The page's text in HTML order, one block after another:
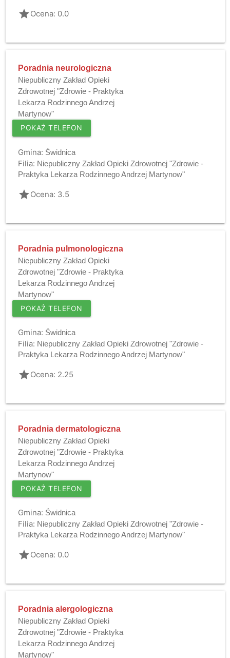
gradeOcena: 0.0
Poradnia neurologiczna
Niepubliczny Zakład Opieki
Zdrowotnej "Zdrowie - Praktyka
Lekarza Rodzinnego Andrzej
Martynow"
POKAŻ TELEFON
Gmina: Świdnica
Filia: Niepubliczny Zakład Opieki Zdrowotnej "Zdrowie -
Praktyka Lekarza Rodzinnego Andrzej Martynow"
gradeOcena: 3.5
Poradnia pulmonologiczna
Niepubliczny Zakład Opieki
Zdrowotnej "Zdrowie - Praktyka
Lekarza Rodzinnego Andrzej
Martynow"
POKAŻ TELEFON
Gmina: Świdnica
Filia: Niepubliczny Zakład Opieki Zdrowotnej "Zdrowie -
Praktyka Lekarza Rodzinnego Andrzej Martynow"
gradeOcena: 2.25
Poradnia dermatologiczna
Niepubliczny Zakład Opieki
Zdrowotnej "Zdrowie - Praktyka
Lekarza Rodzinnego Andrzej
Martynow"
POKAŻ TELEFON
Gmina: Świdnica
Filia: Niepubliczny Zakład Opieki Zdrowotnej "Zdrowie -
Praktyka Lekarza Rodzinnego Andrzej Martynow"
gradeOcena: 0.0
Poradnia alergologiczna
Niepubliczny Zakład Opieki
Zdrowotnej "Zdrowie - Praktyka
Lekarza Rodzinnego Andrzej
Martynow"